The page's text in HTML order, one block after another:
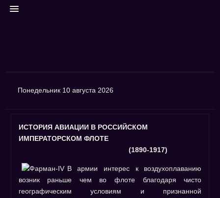
ГЛАВНАЯ
ФОРУМ
Архивный форум
ФОТО
Понедельник 10 августа 2026
ИСТОРИЯ АВИАЦИИ В РОССИЙСКОМ
ИМПЕРАТОРСКОМ ФЛОТЕ
(1890-1917)
В армии интерес к воздухоплаванию
возник раньше чем во флоте благодаря чисто
географическим условиям и признанной